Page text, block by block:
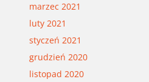
marzec 2021
luty 2021
styczeń 2021
grudzień 2020
listopad 2020